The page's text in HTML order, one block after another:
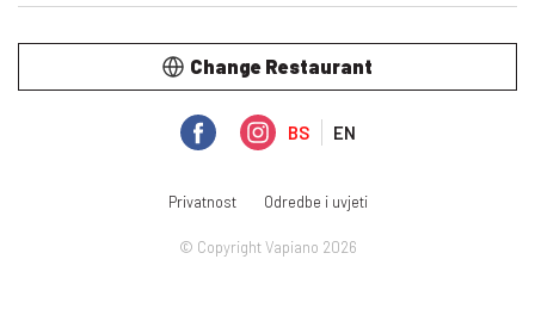
BS EN
Change Restaurant
© Copyright Vapiano 2026
Privatnost Odredbe i uvjeti